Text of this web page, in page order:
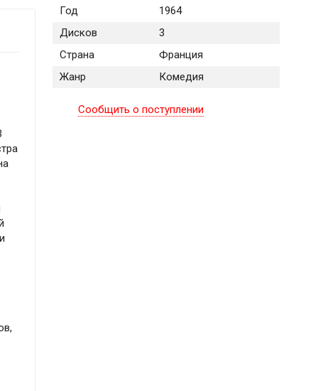
Год
1964
Дисков
3
Страна
Франция
Жанр
Комедия
Сообщить о поступлении